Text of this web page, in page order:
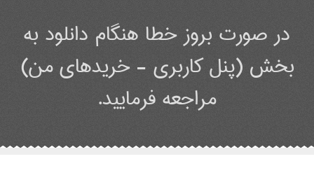
در صورت بروز خطا هنگام دانلود به
بخش (پنل کاربری - خریدهای من)
مراجعه فرمایید.